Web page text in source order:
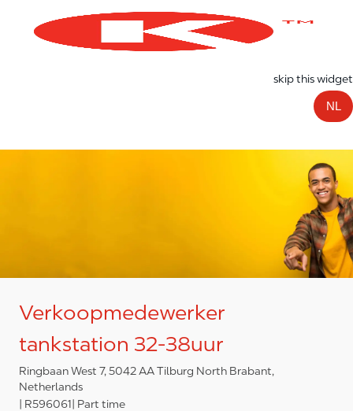
skip this widget
NL
Verkoopmedewerker
tankstation 32-38uur
Ringbaan West 7, 5042 AA Tilburg North Brabant,
Netherlands
R596061 Part time